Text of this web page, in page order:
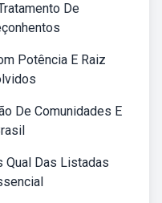
De
Potência E Raiz
De Comunidades E
Qual Das Listadas